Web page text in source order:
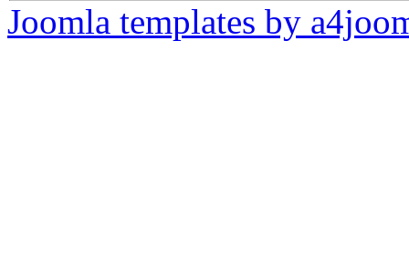
Joomla templates by